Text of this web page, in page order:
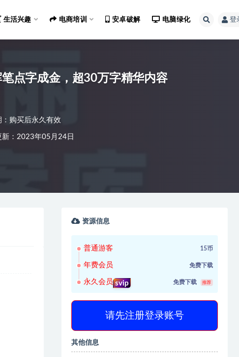
生活兴趣 电商培训 安卓破解 电脑绿化 登
点字成金，超30万字精华内容
：购买后永久有效
新：2023年05月24日
资源信息
普通游客 15币
年费会员 免费下载
永久会员 svip 免费下载 推荐
请先注册登录账号
其他信息